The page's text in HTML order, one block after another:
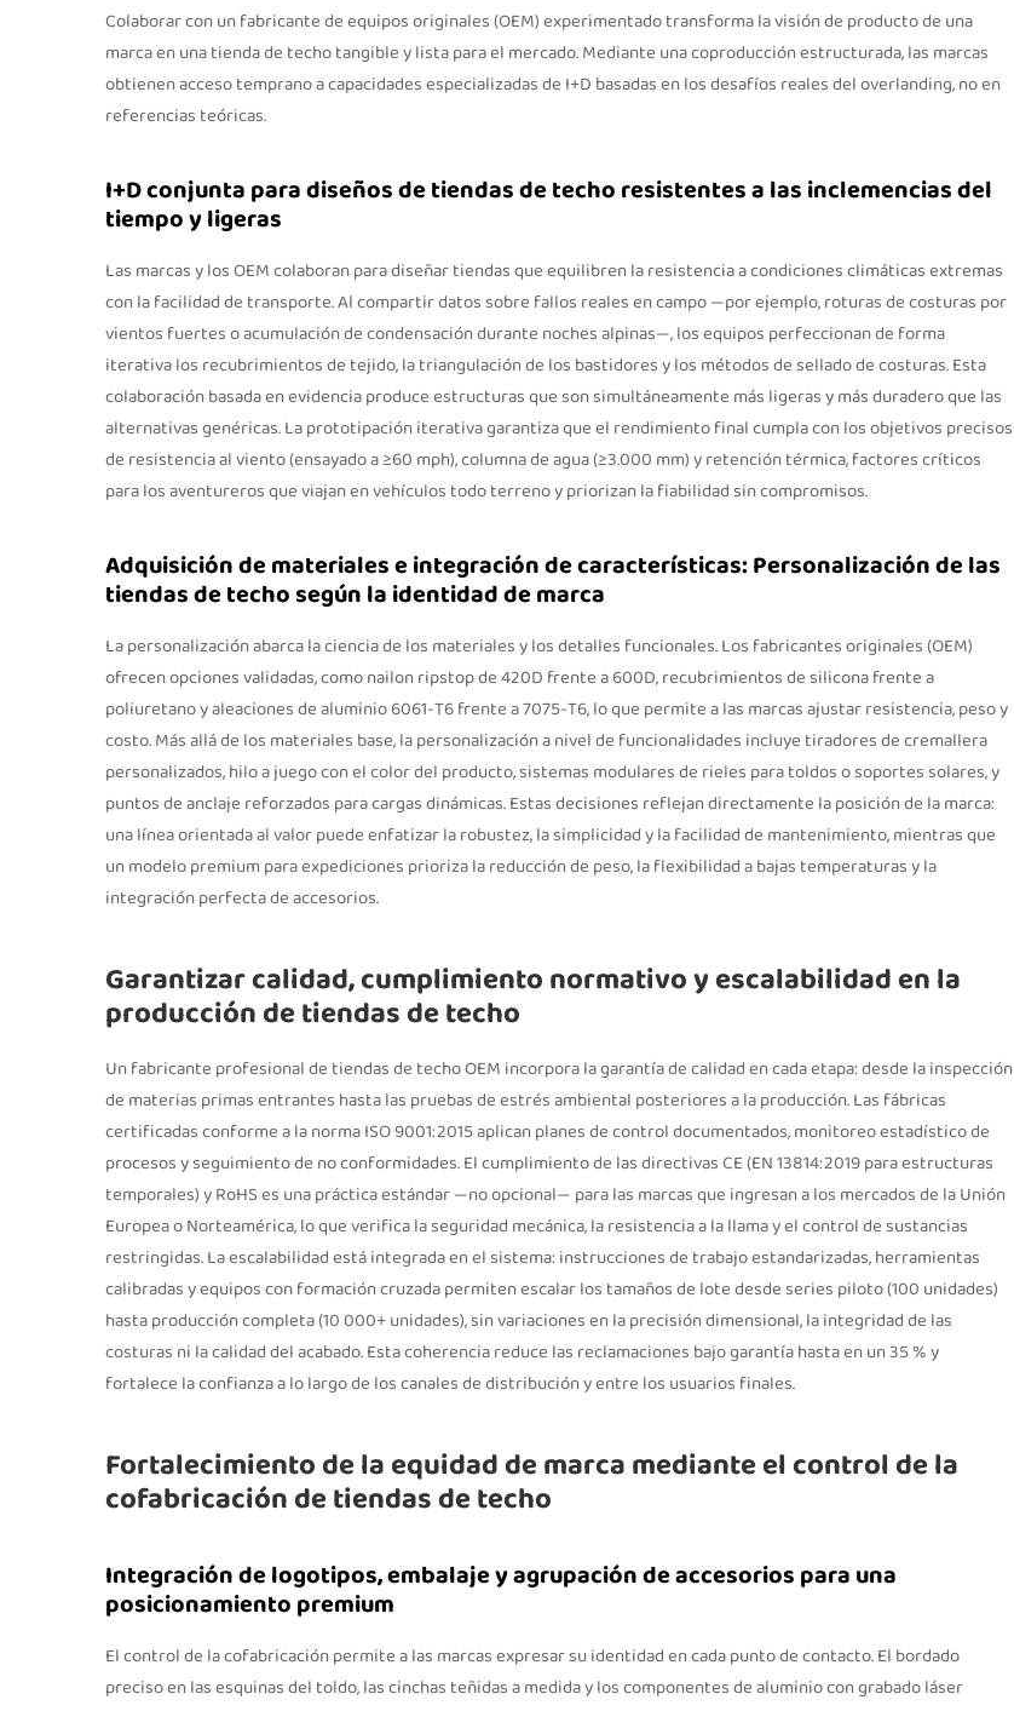
Colaborar con un fabricante de equipos originales (OEM) experimentado transforma la visión de producto de una
marca en una tienda de techo tangible y lista para el mercado. Mediante una coproducción estructurada, las marcas
obtienen acceso temprano a capacidades especializadas de I+D basadas en los desafíos reales del overlanding, no en
referencias teóricas.
I+D conjunta para diseños de tiendas de techo resistentes a las inclemencias del
tiempo y ligeras
Las marcas y los OEM colaboran para diseñar tiendas que equilibren la resistencia a condiciones climáticas extremas
con la facilidad de transporte. Al compartir datos sobre fallos reales en campo —por ejemplo, roturas de costuras por
vientos fuertes o acumulación de condensación durante noches alpinas—, los equipos perfeccionan de forma
iterativa los recubrimientos de tejido, la triangulación de los bastidores y los métodos de sellado de costuras. Esta
colaboración basada en evidencia produce estructuras que son simultáneamente más ligerasymás duradero que las
alternativas genéricas. La prototipación iterativa garantiza que el rendimiento final cumpla con los objetivos precisos
de resistencia al viento (ensayado a ≥60 mph), columna de agua (≥3.000 mm) y retención térmica, factores críticos
para los aventureros que viajan en vehículos todo terreno y priorizan la fiabilidad sin compromisos.
Adquisición de materiales e integración de características: Personalización de las
tiendas de techo según la identidad de marca
La personalización abarca la ciencia de los materiales y los detalles funcionales. Los fabricantes originales (OEM)
ofrecen opciones validadas, como nailon ripstop de 420D frente a 600D, recubrimientos de silicona frente a
poliuretano y aleaciones de aluminio 6061-T6 frente a 7075-T6, lo que permite a las marcas ajustar resistencia, peso y
costo. Más allá de los materiales base, la personalización a nivel de funcionalidades incluye tiradores de cremallera
personalizados, hilo a juego con el color del producto, sistemas modulares de rieles para toldos o soportes solares, y
puntos de anclaje reforzados para cargas dinámicas. Estas decisiones reflejan directamente la posición de la marca:
una línea orientada al valor puede enfatizar la robustez, la simplicidad y la facilidad de mantenimiento, mientras que
un modelo premium para expediciones prioriza la reducción de peso, la flexibilidad a bajas temperaturas y la
integración perfecta de accesorios.
Garantizar calidad, cumplimiento normativo y escalabilidad en la
producción de tiendas de techo
Un fabricante profesional de tiendas de techo OEM incorpora la garantía de calidad en cada etapa: desde la inspección
de materias primas entrantes hasta las pruebas de estrés ambiental posteriores a la producción. Las fábricas
certificadas conforme a la norma ISO 9001:2015 aplican planes de control documentados, monitoreo estadístico de
procesos y seguimiento de no conformidades. El cumplimiento de las directivas CE (EN 13814:2019 para estructuras
temporales) y RoHS es una práctica estándar —no opcional— para las marcas que ingresan a los mercados de la Unión
Europea o Norteamérica, lo que verifica la seguridad mecánica, la resistencia a la llama y el control de sustancias
restringidas. La escalabilidad está integrada en el sistema: instrucciones de trabajo estandarizadas, herramientas
calibradas y equipos con formación cruzada permiten escalar los tamaños de lote desde series piloto (100 unidades)
hasta producción completa (10 000+ unidades), sin variaciones en la precisión dimensional, la integridad de las
costuras ni la calidad del acabado. Esta coherencia reduce las reclamaciones bajo garantía hasta en un 35 % y
fortalece la confianza a lo largo de los canales de distribución y entre los usuarios finales.
Fortalecimiento de la equidad de marca mediante el control de la
cofabricación de tiendas de techo
Integración de logotipos, embalaje y agrupación de accesorios para una
posicionamiento premium
El control de la cofabricación permite a las marcas expresar su identidad en cada punto de contacto. El bordado
preciso en las esquinas del toldo, las cinchas teñidas a medida y los componentes de aluminio con grabado láser